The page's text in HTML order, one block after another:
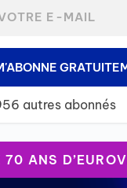
autres abonnés
70 ANS